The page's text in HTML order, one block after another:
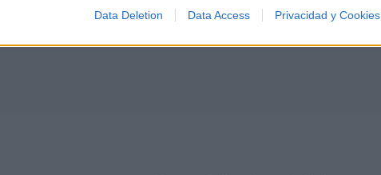
Data Deletion Data Access Privacidad y Cookies